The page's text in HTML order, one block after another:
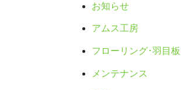
お知らせ
アムス工房
フローリング･羽目板
メンテナンス